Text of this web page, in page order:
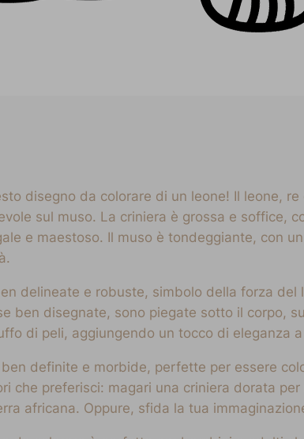
disegno da colorare di un leone! Il leone,
sul muso. La criniera è grossa e
e maestoso. Il muso è tondeggiante, con
delineate e robuste, simbolo della forza
ben disegnate, sono piegate sotto il corpo,
di peli, aggiungendo un tocco di eleganza
definite e morbide, perfette per essere
che preferisci: magari una criniera dorata
africana. Oppure, sfida la tua